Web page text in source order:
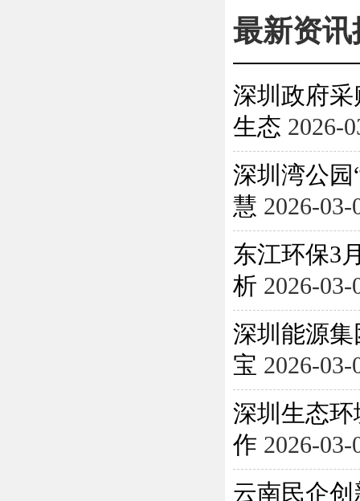
最新资讯
深圳政府
生态 2026-
深圳湾公
慧 2026-03-
东江环保3
析 2026-03-
深圳能源
宝 2026-03-
深圳生态
作 2026-03-
云南民企